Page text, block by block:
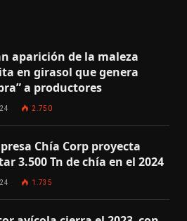
aparición de la maleza
en girasol que genera
a productores
2.750
Chía Corp proyecta
3.500 Tn de chía en el 2024
1.735